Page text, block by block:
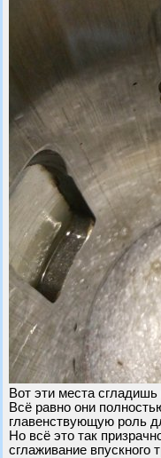
Вот эти места
Всё равно они
главенствующую роль
Но всё это так
сглаживание впускного